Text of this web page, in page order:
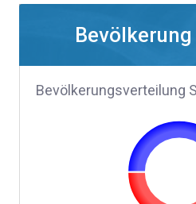
Bevölkerungsverteilung